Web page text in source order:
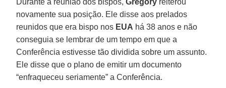
novamente sua posição. Ele disse aos prelados
reunidos que era bispo nos EUA há 38 anos e não
conseguia se lembrar de um tempo em que a
Conferência estivesse tão dividida sobre um assunto.
Ele disse que o plano de emitir um documento
“enfraqueceu seriamente” a Conferência.